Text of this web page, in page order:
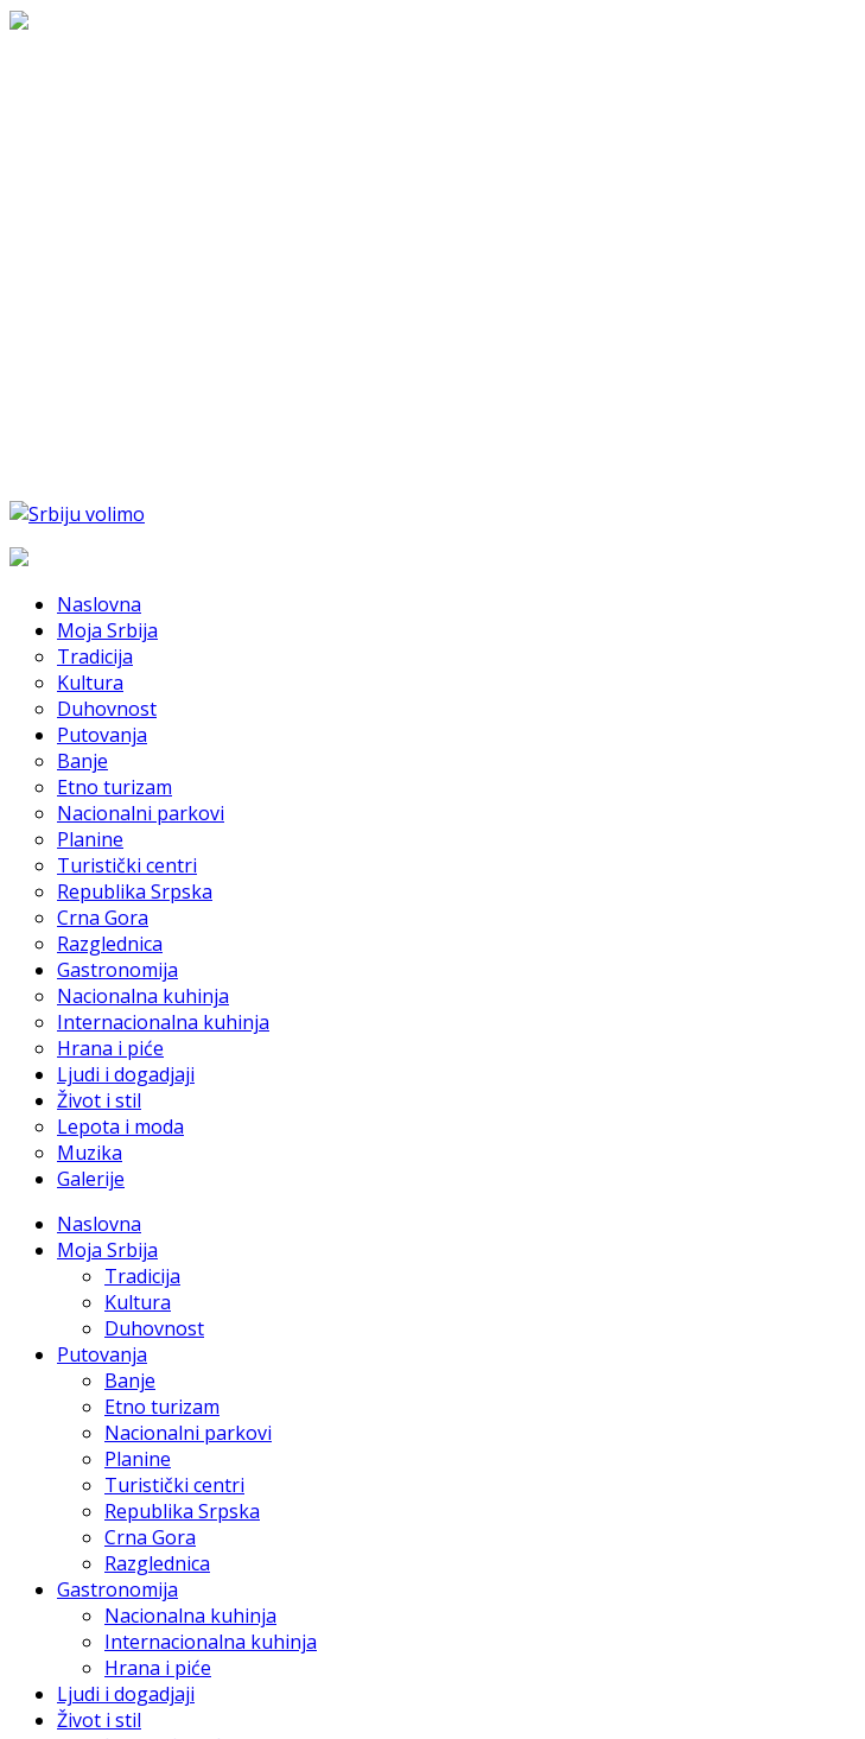
Naslovna
Moja Srbija
Tradicija
Kultura
Duhovnost
Putovanja
Banje
Etno turizam
Nacionalni parkovi
Planine
Turistički centri
Republika Srpska
Crna Gora
Razglednica
Gastronomija
Nacionalna kuhinja
Internacionalna kuhinja
Hrana i piće
Ljudi i dogadjaji
Život i stil
Lepota i moda
Muzika
Galerije
Naslovna
Moja Srbija
Tradicija
Kultura
Duhovnost
Putovanja
Banje
Etno turizam
Nacionalni parkovi
Planine
Turistički centri
Republika Srpska
Crna Gora
Razglednica
Gastronomija
Nacionalna kuhinja
Internacionalna kuhinja
Hrana i piće
Ljudi i dogadjaji
Život i stil